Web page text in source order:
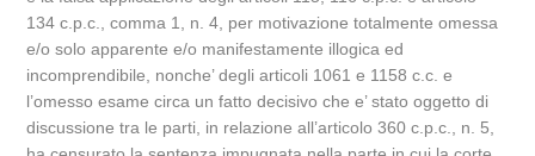
134 c.p.c., comma 1, n. 4, per motivazione totalmente omessa
e/o solo apparente e/o manifestamente illogica ed
incomprendibile, nonche’ degli articoli 1061 e 1158 c.c. e
l’omesso esame circa un fatto decisivo che e’ stato oggetto di
discussione tra le parti, in relazione all’articolo 360 c.p.c., n. 5,